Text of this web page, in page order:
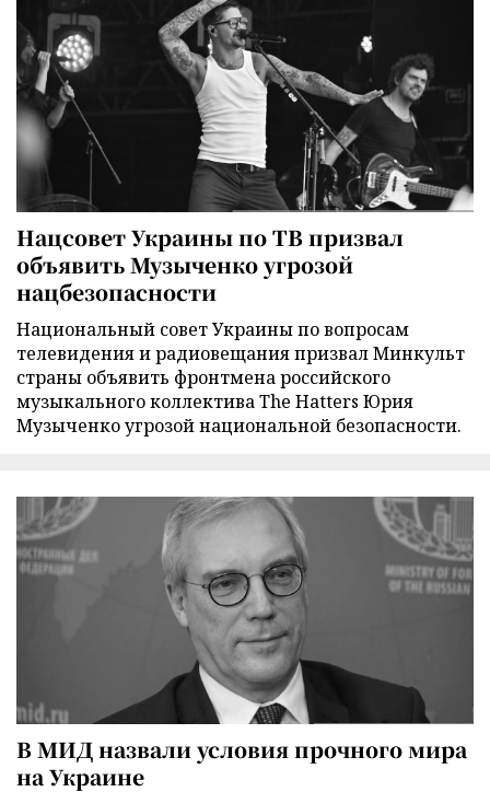
Нацсовет Украины по ТВ призвал
объявить Музыченко угрозой
нацбезопасности
Национальный совет Украины по вопросам
телевидения и радиовещания призвал Минкульт
страны объявить фронтмена российского
музыкального коллектива The Hatters Юрия
Музыченко угрозой национальной безопасности.
В МИД назвали условия прочного мира
на Украине